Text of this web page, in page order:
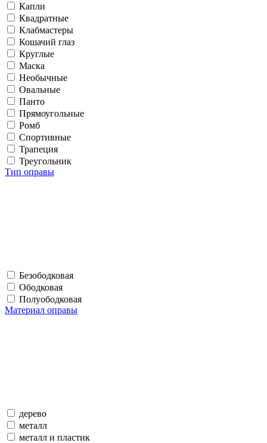
Капли
Квадратные
Клабмастеры
Кошачий глаз
Круглые
Маска
Необычные
Овальные
Панто
Прямоугольные
Ромб
Спортивные
Трапеция
Треугольник
Тип оправы
Безободковая
Ободковая
Полуободковая
Материал оправы
дерево
металл
металл и пластик